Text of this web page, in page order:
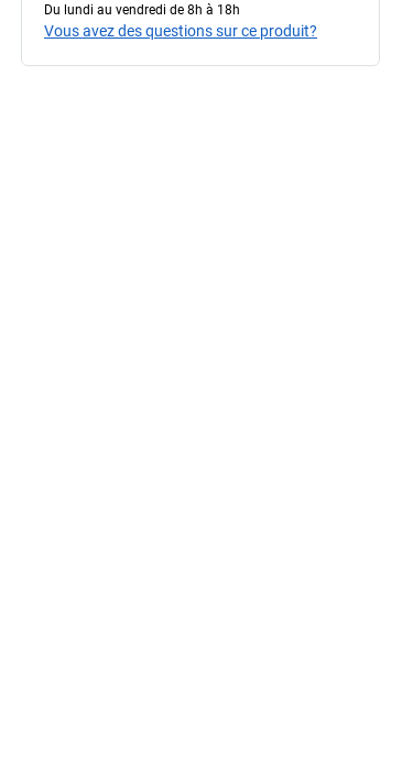
Du lundi au vendredi de 8h à 18h
Vous avez des questions sur ce produit?